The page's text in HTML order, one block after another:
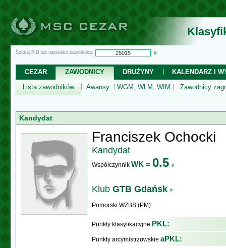
Szukaj PID lub nazwisko zawodnika:
CEZAR ZAWODNICY DRUŻYNY
KALENDARZ I
Lista zawodników
Awansy WGM, WLM, WIM Zawodnicy
Kandydat
Franciszek Ochocki
Kandydat
Współczynnik WK = 0.5
Klub GTB Gdańsk
Pomorski WZBS (PM)
Punkty klasyfikacyjne PKL:
Punkty arcymistrzowskie aPKL: